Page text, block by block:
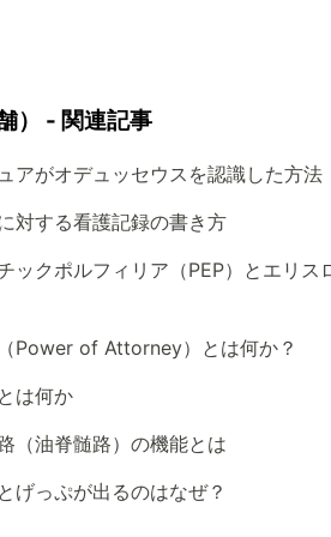
） - 関連記事
アがオデュッセウスを認識した方法
対する看護記録の書き方
ックポルフィリア（PEP）とエリ
Power of Attorney）とは何か？
は何か
（油脊髄路）の機能とは
げっぷが出るのはなぜ？